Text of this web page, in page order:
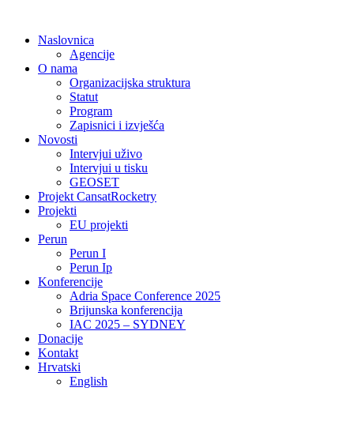
sadržajNaslovnica
Agencije
O nama
Organizacijska struktura
Statut
Program
Zapisnici i izvješća
Novosti
Intervjui uživo
Intervjui u tisku
GEOSET
Projekt CansatRocketry
Projekti
EU projekti
Perun
Perun I
Perun Ip
Konferencije
Adria Space Conference 2025
Brijunska konferencija
IAC 2025 – SYDNEY
Donacije
Kontakt
Hrvatski
English